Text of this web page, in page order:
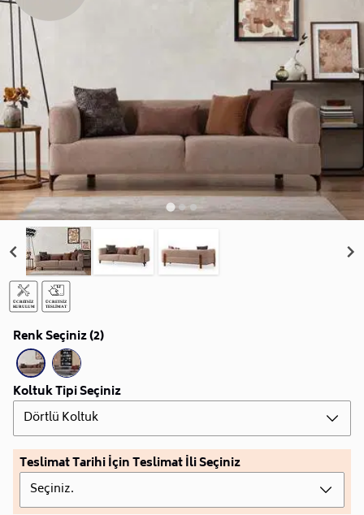
Renk Seçiniz (2)
Koltuk Tipi Seçiniz
Dörtlü Koltuk
Teslimat Tarihi İçin Teslimat İli Seçiniz
Seçiniz.